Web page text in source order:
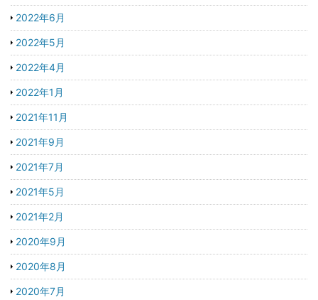
2022年6月
2022年5月
2022年4月
2022年1月
2021年11月
2021年9月
2021年7月
2021年5月
2021年2月
2020年9月
2020年8月
2020年7月